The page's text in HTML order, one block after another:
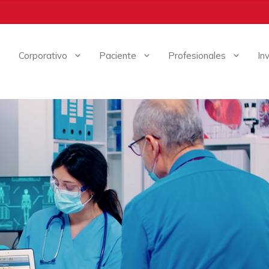
Corporativo Paciente Profesionales